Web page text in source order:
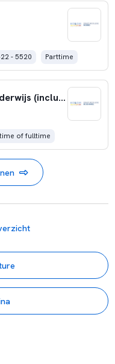
- 5520 Parttime
Docent Algemeen Vormend Onderwijs (inclusief mentoraat)
of fulltime